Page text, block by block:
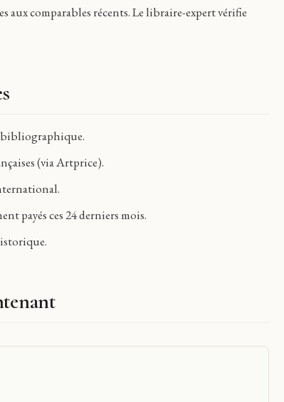
comparables récents. Le libraire-expert vérifie
(via Artprice).
payés ces 24 derniers mois.